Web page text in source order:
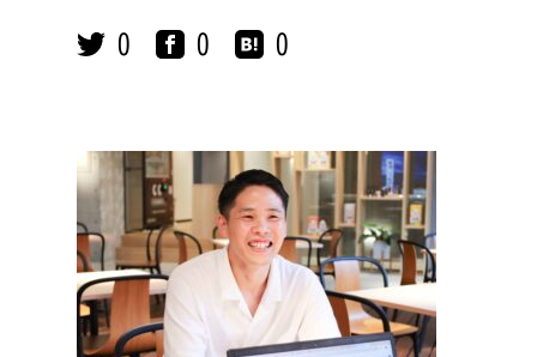
0 0 0